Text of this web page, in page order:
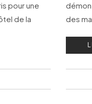
pour une
de la
des